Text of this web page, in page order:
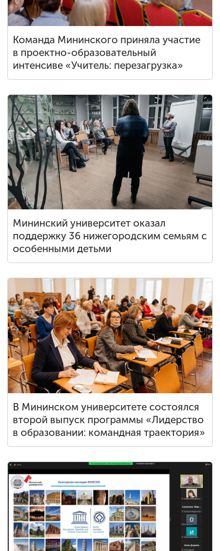
Команда Мининского приняла участие
в проектно-образовательный
интенсиве «Учитель: перезагрузка»
Мининский университет оказал
поддержку 36 нижегородским семьям с
особенными детьми
В Мининском университете состоялся
второй выпуск программы «Лидерство
в образовании: командная траектория»